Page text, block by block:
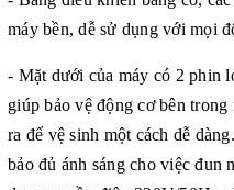
máy bền, dễ sử dụng với mọi
- Mặt dưới của máy có 2 phin
giúp bảo vệ động cơ bên
ra để vệ sinh một cách dễ
bảo đủ ánh sáng cho việc đun